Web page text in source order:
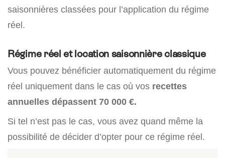
saisonnières classées pour l’application du régime
réel.
Régime réel et location saisonnière classique
Vous pouvez bénéficier automatiquement du régime
réel uniquement dans le cas où vos recettes
annuelles dépassent 70 000 €.
Si tel n’est pas le cas, vous avez quand même la
possibilité de décider d’opter pour ce régime réel.